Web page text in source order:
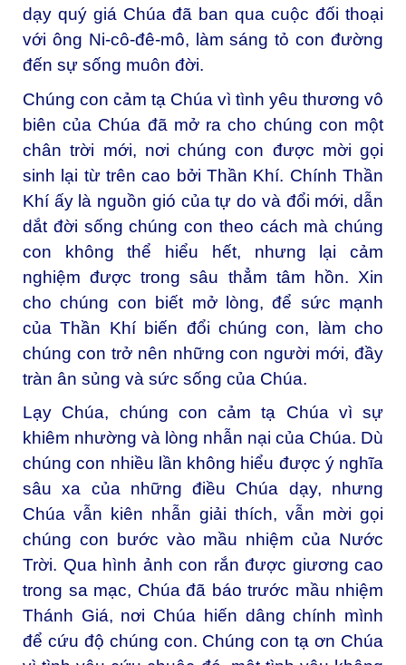
dạy quý giá Chúa đã ban qua cuộc đối thoại
với ông Ni-cô-đê-mô, làm sáng tỏ con đường
đến sự sống muôn đời.
Chúng con cảm tạ Chúa vì tình yêu thương vô
biên của Chúa đã mở ra cho chúng con một
chân trời mới, nơi chúng con được mời gọi
sinh lại từ trên cao bởi Thần Khí. Chính Thần
Khí ấy là nguồn gió của tự do và đổi mới, dẫn
dắt đời sống chúng con theo cách mà chúng
con không thể hiểu hết, nhưng lại cảm
nghiệm được trong sâu thẳm tâm hồn. Xin
cho chúng con biết mở lòng, để sức mạnh
của Thần Khí biến đổi chúng con, làm cho
chúng con trở nên những con người mới, đầy
tràn ân sủng và sức sống của Chúa.
Lạy Chúa, chúng con cảm tạ Chúa vì sự
khiêm nhường và lòng nhẫn nại của Chúa. Dù
chúng con nhiều lần không hiểu được ý nghĩa
sâu xa của những điều Chúa dạy, nhưng
Chúa vẫn kiên nhẫn giải thích, vẫn mời gọi
chúng con bước vào mầu nhiệm của Nước
Trời. Qua hình ảnh con rắn được giương cao
trong sa mạc, Chúa đã báo trước mầu nhiệm
Thánh Giá, nơi Chúa hiến dâng chính mình
để cứu độ chúng con. Chúng con tạ ơn Chúa